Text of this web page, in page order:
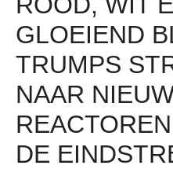
GLOEIEND
TRUMPS
NAAR
DE